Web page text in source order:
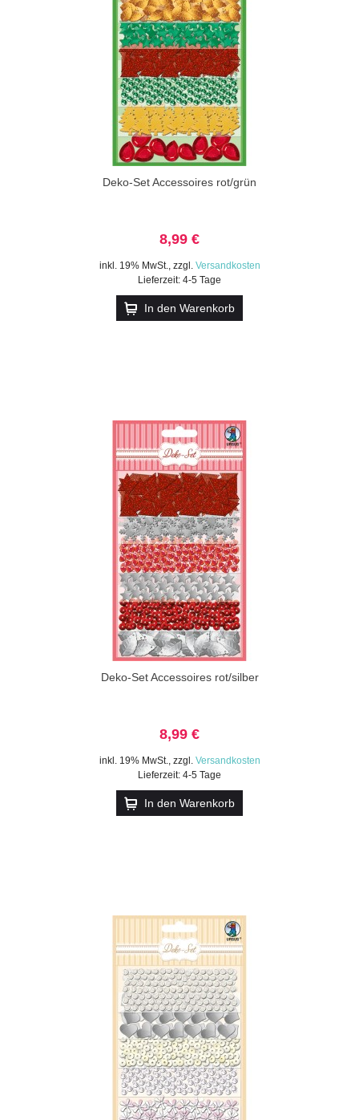
Deko-Set Accessoires rot/grün
8,99 €
inkl. 19% MwSt., zzgl. Versandkosten
Lieferzeit: 4-5 Tage
In den Warenkorb
Deko-Set Accessoires rot/silber
8,99 €
inkl. 19% MwSt., zzgl. Versandkosten
Lieferzeit: 4-5 Tage
In den Warenkorb